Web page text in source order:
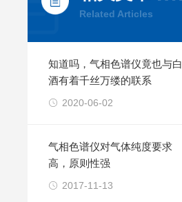
Related Articles
知道吗，气相色谱仪竟也与白
酒有着千丝万缕的联系
2020-06-02
气相色谱仪对气体纯度要求
高，原则性强
2017-11-13